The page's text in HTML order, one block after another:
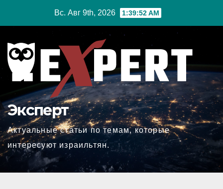
Вс. Авг 9th, 2026 1:39:54 AM
Эксперт
Актуальные статьи по темам, которые
интересуют израильтян.